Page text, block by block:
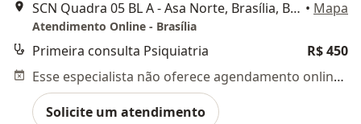
SCN Quadra 05 BL A - Asa Norte, Brasília, Brasília • Mapa
Atendimento Online - Brasília
Primeira consulta Psiquiatria
R$ 450
Esse especialista não oferece agendamento online para esse endereço.
Solicite um atendimento